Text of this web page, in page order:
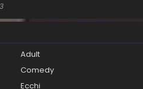
Adult
Comedy
Ecchi